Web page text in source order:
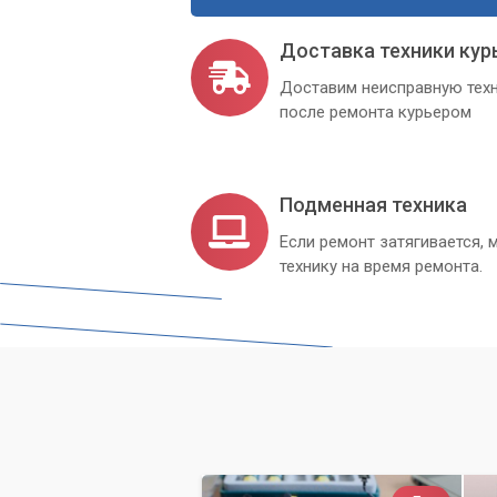
Доставка техники
Доставим неисправную
после ремонта курьером
Подменная техника
Если ремонт
технику на время ремонта.